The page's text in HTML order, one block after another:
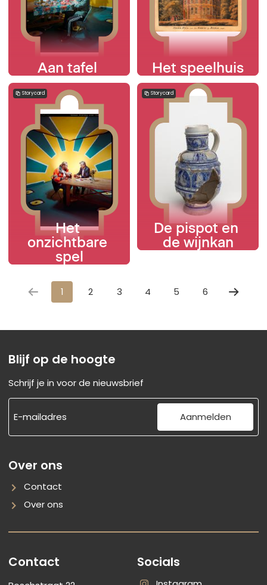
Aan tafel Het speelhuis
Storycard
Het
onzichtbare
spel
Storycard
De pispot en
de wijnkan
1 2 3 4 5 6
Over ons
Contact
Over ons
Contact
Blijf op de hoogte
Schrijf je in voor de nieuwsbrief
Aanmelden
Socials